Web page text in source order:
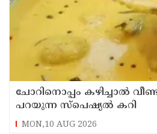
ചോറിനൊപ്പം കഴിച്ചാൽ
പറയുന്ന സ്പെഷ്യൽ കറി
MON,10 AUG 2026